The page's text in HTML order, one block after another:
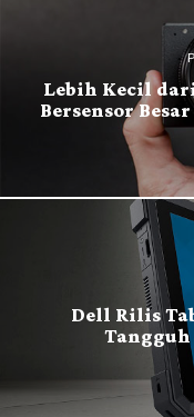
Lebih Kecil dari
Bersensor
Dell Rilis
Tangguh